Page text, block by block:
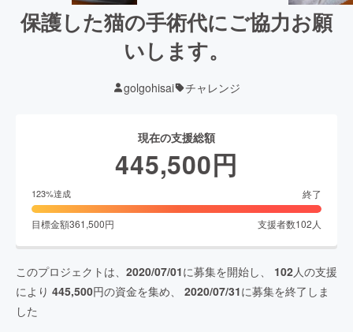
保護した猫の手術代にご協力お願
いします。
golgohisai チャレンジ
現在の支援総額
445,500円
123%達成 終了
目標金額361,500円 支援者数102 人
このプロジェクトは、 2020/07/01に募集を開始し、 102人の支援
により 445,500円の資金を集め、 2020/07/31に募集を終了しま
した